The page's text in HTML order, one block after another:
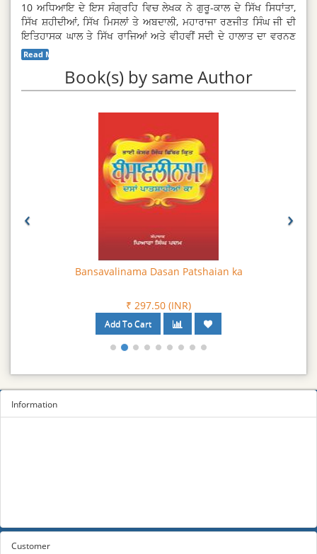
10 ਅਧਿਆਇ ਦੇ ਇਸ ਸੰਗ੍ਰਹਿ ਵਿਚ ਲੇਖਕ ਨੇ ਗੁਰੂ-ਕਾਲ ਦੇ ਸਿੱਖ ਸਿਧਾਂਤਾ,
ਸਿੱਖ ਸ਼ਹੀਦੀਆਂ, ਸਿੱਖ ਮਿਸਲਾਂ ਤੇ ਅਬਦਾਲੀ, ਮਹਾਰਾਜਾ ਰਣਜੀਤ ਸਿੰਘ ਜੀ ਦੀ
ਇਤਿਹਾਸਕ ਘਾਲ ਤੇ ਸਿੱਖ ਰਾਜਿਆਂ ਅਤੇ ਵੀਹਵੀਂ ਸਦੀ ਦੇ ਹਾਲਾਤ ਦਾ ਵਰਨਣ
ਕੀਤਾ ਹੈ । ਪੁਸਤਕ ਦੇ ਅੰਤ ਵਿਚ ਸਿੱਖ-ਇਤਿਹਾਸ ਦੀਆਂ ਅਹਿਮ ਘਟਨਾਵਾਂ,
ਪੁਸਤਕਾਂ, ਸੰਪ੍ਰਦਾਵਾਂ ਤੇ ਸਮਕਾਲੀ ਹਾਕਮਾਂ ਦੇ ਨਾਮਾਵਲੀ ਜੋੜੀ ਗਈ ਹੈ । ਇਹ
ਸਿੱਖ ਇਤਿਹਾਸ ਦਾ ਆਲੋਚਨਾਤਮਿਕ ਅਧਿਐਨ ਹੈ ਜੋ ਪੰਜਾਬ ਇਤਿਹਾਸ ਦੇ
ਵਿਦਿਆਰਥੀਆਂ ਲਈ ਬੜਾ ਹੀ ਲਾਭਦਾਇਕ ਤੇ ਬਹੁਮੁੱਲਾ ਹੈ ।
Read More...
Book(s) by same Author
Bansavalinama Dasan Patshaian ka
₹ 297.50 (INR)
‹ ›
Information
Customer